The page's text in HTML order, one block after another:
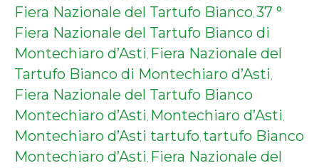
Fiera Nazionale del Tartufo Bianco, 37 °
Fiera Nazionale del Tartufo Bianco di
Montechiaro d’Asti, Fiera Nazionale del
Tartufo Bianco di Montechiaro d’Asti,
Fiera Nazionale del Tartufo Bianco
Montechiaro d’Asti, Montechiaro d’Asti,
Montechiaro d’Asti tartufo, tartufo Bianco
Montechiaro d’Asti, Fiera Nazionale del